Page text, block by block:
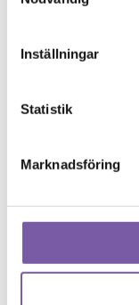
Inställningar
Statistik
Marknadsföring